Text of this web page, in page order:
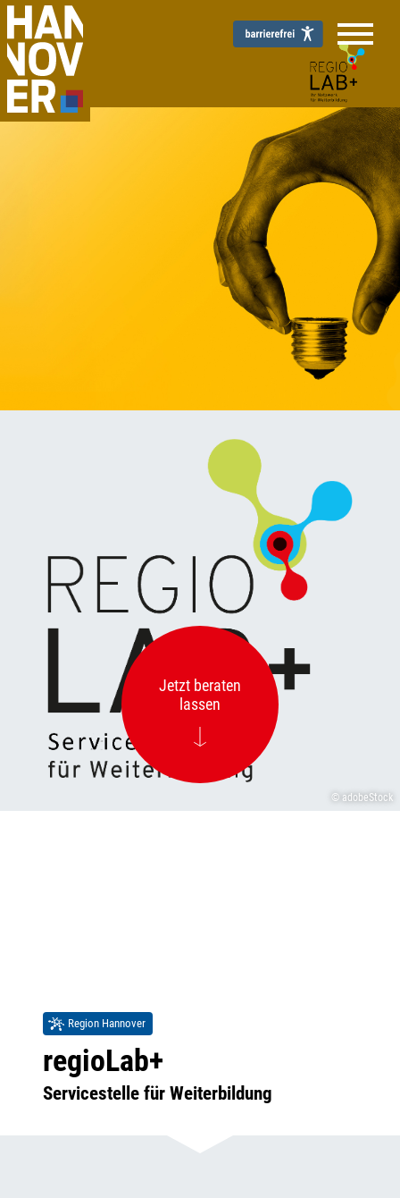
© adobeStock
Jetzt beraten
lassen
Region Hannover
regioLab+
Servicestelle für Weiterbildung